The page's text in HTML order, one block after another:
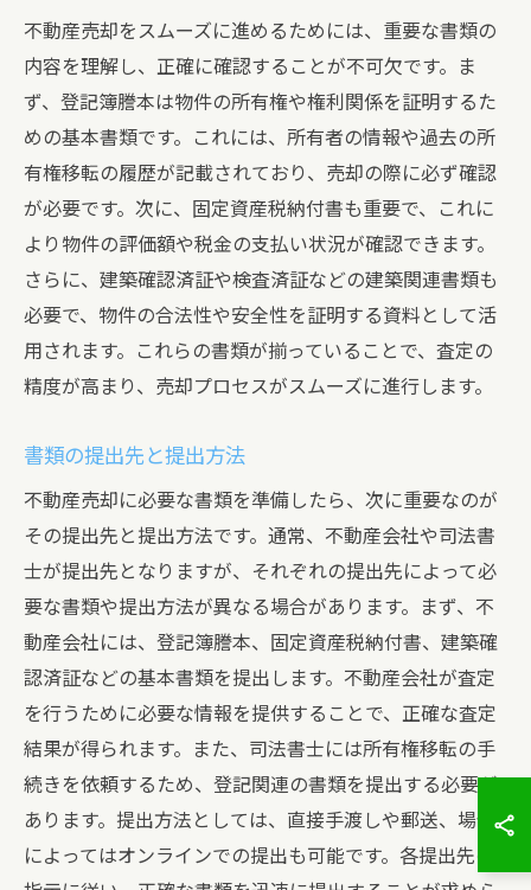
不動産売却をスムーズに進めるためには、重要な書類の
内容を理解し、正確に確認することが不可欠です。ま
ず、登記簿謄本は物件の所有権や権利関係を証明するた
めの基本書類です。これには、所有者の情報や過去の所
有権移転の履歴が記載されており、売却の際に必ず確認
が必要です。次に、固定資産税納付書も重要で、これに
より物件の評価額や税金の支払い状況が確認できます。
さらに、建築確認済証や検査済証などの建築関連書類も
必要で、物件の合法性や安全性を証明する資料として活
用されます。これらの書類が揃っていることで、査定の
精度が高まり、売却プロセスがスムーズに進行します。
書類の提出先と提出方法
不動産売却に必要な書類を準備したら、次に重要なのが
その提出先と提出方法です。通常、不動産会社や司法書
士が提出先となりますが、それぞれの提出先によって必
要な書類や提出方法が異なる場合があります。まず、不
動産会社には、登記簿謄本、固定資産税納付書、建築確
認済証などの基本書類を提出します。不動産会社が査定
を行うために必要な情報を提供することで、正確な査定
結果が得られます。また、司法書士には所有権移転の手
続きを依頼するため、登記関連の書類を提出する必要が
あります。提出方法としては、直接手渡しや郵送、場合
によってはオンラインでの提出も可能です。各提出先の